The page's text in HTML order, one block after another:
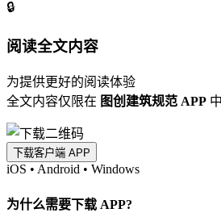
🔒
阅读全文内容
为提供更好的阅读体验
全文内容仅限在 图创建筑规范 APP
下载客户端 APP
iOS • Android • Windows
为什么需要下载 APP?